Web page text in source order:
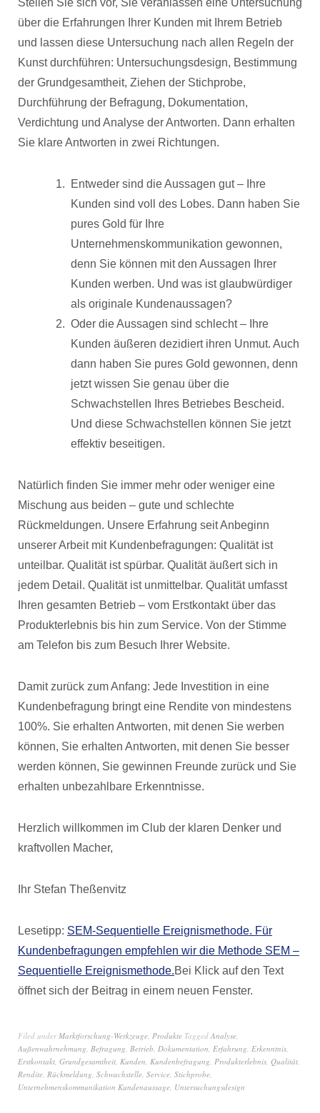
Stellen Sie sich vor, Sie veranlassen eine Untersuchung
über die Erfahrungen Ihrer Kunden mit Ihrem Betrieb
und lassen diese Untersuchung nach allen Regeln der
Kunst durchführen: Untersuchungsdesign, Bestimmung
der Grundgesamtheit, Ziehen der Stichprobe,
Durchführung der Befragung, Dokumentation,
Verdichtung und Analyse der Antworten. Dann erhalten
Sie klare Antworten in zwei Richtungen.
Entweder sind die Aussagen gut – Ihre
Kunden sind voll des Lobes. Dann haben Sie
pures Gold für Ihre
Unternehmenskommunikation gewonnen,
denn Sie können mit den Aussagen Ihrer
Kunden werben. Und was ist glaubwürdiger
als originale Kundenaussagen?
Oder die Aussagen sind schlecht – Ihre
Kunden äußeren dezidiert ihren Unmut. Auch
dann haben Sie pures Gold gewonnen, denn
jetzt wissen Sie genau über die
Schwachstellen Ihres Betriebes Bescheid.
Und diese Schwachstellen können Sie jetzt
effektiv beseitigen.
Natürlich finden Sie immer mehr oder weniger eine
Mischung aus beiden – gute und schlechte
Rückmeldungen. Unsere Erfahrung seit Anbeginn
unserer Arbeit mit Kundenbefragungen: Qualität ist
unteilbar. Qualität ist spürbar. Qualität äußert sich in
jedem Detail. Qualität ist unmittelbar. Qualität umfasst
Ihren gesamten Betrieb – vom Erstkontakt über das
Produkterlebnis bis hin zum Service. Von der Stimme
am Telefon bis zum Besuch Ihrer Website.
Damit zurück zum Anfang: Jede Investition in eine
Kundenbefragung bringt eine Rendite von mindestens
100%. Sie erhalten Antworten, mit denen Sie werben
können, Sie erhalten Antworten, mit denen Sie besser
werden können, Sie gewinnen Freunde zurück und Sie
erhalten unbezahlbare Erkenntnisse.
Herzlich willkommen im Club der klaren Denker und
kraftvollen Macher,
Ihr Stefan Theßenvitz
Lesetipp: SEM-Sequentielle Ereignismethode. Für
Kundenbefragungen empfehlen wir die Methode SEM –
Sequentielle Ereignismethode.Bei Klick auf den Text
öffnet sich der Beitrag in einem neuen Fenster.
Filed underMarktforschung-Werkzeuge, Produkte Tagged Analyse,
Außenwahrnehmung, Befragung, Betrieb, Dokumentation, Erfahrung, Erkenntnis,
Erstkontakt, Grundgesamtheit, Kunden, Kundenbefragung, Produkterlebnis, Qualität,
Rendite, Rückmeldung, Schwachstelle, Service, Stichprobe,
Unternehmenskommunikation Kundenaussage, Untersuchungsdesign